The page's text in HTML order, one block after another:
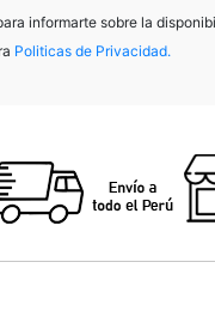
informarte sobre la
Politicas de Privacidad.